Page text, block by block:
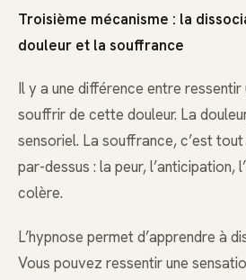
Troisième mécanisme : la
douleur et la souffrance
Il y a une différence entre
souffrir de cette douleur. La
sensoriel. La souffrance, c’est
par-dessus : la peur, l’anticipation,
colère.
L’hypnose permet d’apprendre à
Vous pouvez ressentir une